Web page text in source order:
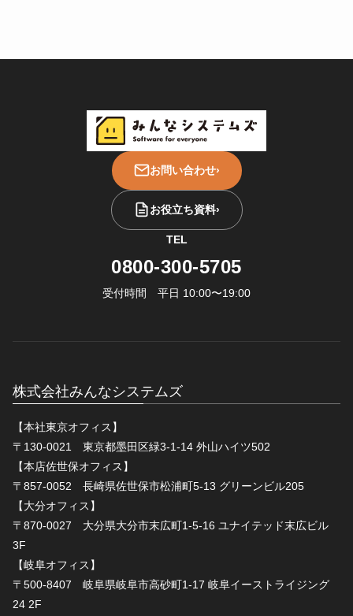
お問い合わせ›
お役立ち資料›
TEL
0800-300-5705
受付時間 平日 10:00〜19:00
株式会社みんなシステムズ
【本社東京オフィス】
〒130-0021 東京都墨田区緑3-1-14 外山ハイツ502
【本店佐世保オフィス】
〒857-0052 長崎県佐世保市松浦町5-13 グリーンビル205
【大分オフィス】
〒870-0027 大分県大分市末広町1-5-16 ユナイテッド末広ビル
3F
【岐阜オフィス】
〒500-8407 岐阜県岐阜市高砂町1-17 岐阜イーストライジング
24 2F